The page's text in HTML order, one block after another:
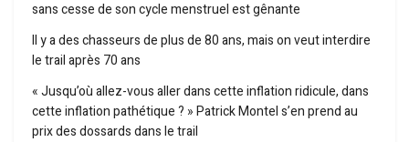
sans cesse de son cycle menstruel est gênante
Il y a des chasseurs de plus de 80 ans, mais on veut interdire
le trail après 70 ans
« Jusqu’où allez-vous aller dans cette inflation ridicule, dans
cette inflation pathétique ? » Patrick Montel s’en prend au
prix des dossards dans le trail